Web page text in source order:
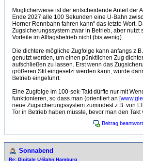
Möglicherweise ist der entscheidende Anteil der
Ende 2027 alle 100 Sekunden eine U-Bahn
Horner Rennbahn fahren kann" das letzte Wort.
Zugsicherungssystem zwar in Betrieb, aber nutzt
Vorteile im Alltagsbetrieb nicht (bis wenig).
Die dichtere mögliche Zugfolge kann anfangs
genutzt werden, um einen pünktlichen Zug
aufschließen zu lassen. Erst wenn das
größeren Stil eingesetzt werden kann, würde
Betrieb eingeführt.
Eine Zugfolge im 100-sek-Takt dürfte nur mit
funktionieren, so dass man (orientiert an [
neue Zugsicherungssystem zumindest z.B. von
Tor in Betrieb haben müsste, bevor man den
Beitrag
Sonnabend
Re: Digitale U-Bahn Hamburg